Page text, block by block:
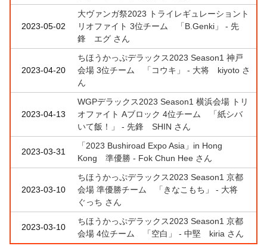
2023-05-02
大ヴァンガ祭2023 トライレギュレーショント
リオファイト 3位チーム 「B.Genki」 - 先
鋒 エグ さん
2023-04-20
ちほうかっぷデラックス2023 Season1 神戸
会場 3位チーム 「コウキ」 - 大将 kiyoto さ
ん
2023-04-13
WGPデラックス2023 Season1 横浜会場 トリ
オファイト Aブロック 4位チーム 「紙シバ
いて飯！」 - 先鋒 SHIN さん
2023-03-31
「2023 Bushiroad Expo Asia」in Hong
Kong 準優勝 - Fok Chun Hee さん
2023-03-10
ちほうかっぷデラックス2023 Season1 京都
会場 準優勝チーム 「きなこもち」 - 大将
ぐっち さん
2023-03-10
ちほうかっぷデラックス2023 Season1 京都
会場 4位チーム 「空白」 - 中堅 kiria さん